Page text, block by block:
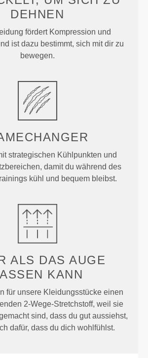
DEHNEN
fördert Kompression und
ist dazu bestimmt, sich mit dir zu
bewegen.
strategischen Kühlpunkten und
damit du während des
kühl und bequem bleibst.
ALS DAS AUGE
KANN
für unsere Kleidungsstücke einen
2-Wege-Stretchstoff, weil sie
sind, dass du gut aussiehst,
dafür, dass du dich wohlfühlst.